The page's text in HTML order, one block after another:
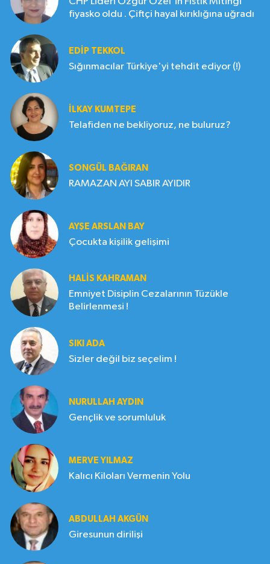
fiyasko oldu . Çiftçi hayal kırıklığına uğradı
EDIP TEKKOL
Sığınmacılar Türkiye'yi tehdit ediyor (!)
İLKAY KUMTEPE
Telafiden ne bekliyoruz, ne buluruz?
SONGÜL BAĞIRAN
RAMAZAN AYI SABIR AYIDIR
AYŞE ARSLAN BAY
Çocukta kişilik gelişimi
HALIS KAHRAMAN
Emniyet Disiplin Cezalarının Tüzükle
Belirlenmesi !
SIKI ADA
Sizler değil biz seçelim !
NURULLAH AYDIN
Gençlik ve sorumluluk
MERVE YILMAZ
Kalıcı Kiloları Vermenin Yolu
ABDULLAH AKGÜN
Giresunun dirilişi